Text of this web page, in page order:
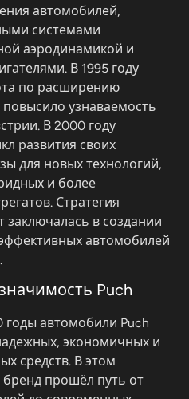
автомобилей,
системами
аэродинамикой и
В 1995 году
по расширению
узнаваемость
В 2000 году
развития своих
для новых технологий,
и более
Стратегия
в создании
автомобилей
Puch
годы автомобили Puch
экономичных и
средств. В этом
прошёл путь от